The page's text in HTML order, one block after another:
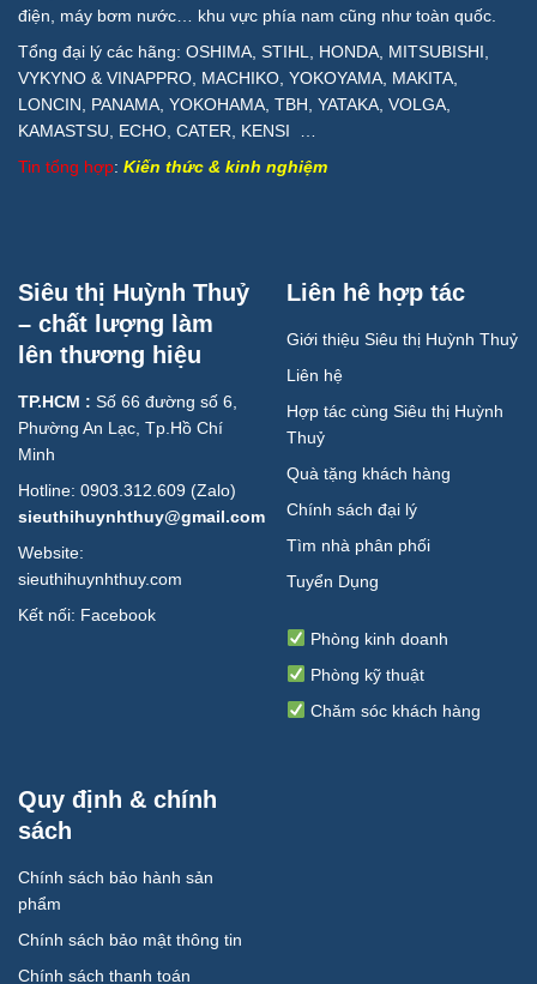
điện, máy bơm nước… khu vực phía nam cũng như toàn quốc.
Tổng đại lý các hãng: OSHIMA, STIHL, HONDA, MITSUBISHI,
VYKYNO & VINAPPRO, MACHIKO, YOKOYAMA, MAKITA,
LONCIN, PANAMA, YOKOHAMA, TBH, YATAKA, VOLGA,
KAMASTSU, ECHO, CATER, KENSI …
Tin tổng hợp: Kiến thức & kinh nghiệm
Siêu thị Huỳnh Thuỷ
– chất lượng làm
lên thương hiệu
TP.HCM : Số 66 đường số 6,
Phường An Lạc, Tp.Hồ Chí
Minh
Hotline: 0903.312.609 (Zalo)
sieuthihuynhthuy@gmail.com
Website:
sieuthihuynhthuy.com
Kết nối: Facebook
Liên hê hợp tác
Giới thiệu Siêu thị Huỳnh Thuỷ
Liên hệ
Hợp tác cùng Siêu thị Huỳnh
Thuỷ
Quà tặng khách hàng
Chính sách đại lý
Tìm nhà phân phối
Tuyển Dụng
Phòng kinh doanh
Phòng kỹ thuật
Chăm sóc khách hàng
Quy định & chính
sách
Chính sách bảo hành sản
phẩm
Chính sách bảo mật thông tin
Chính sách thanh toán